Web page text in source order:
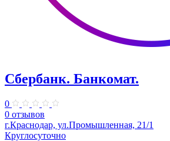
Сбербанк. Банкомат.
0
0 отзывов
г.Краснодар, ул.Промышленная, 21/1
Круглосуточно